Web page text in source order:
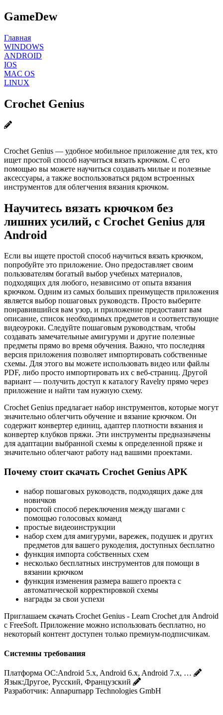
GameDew
Главная
WINDOWS
ANDROID
IOS
MAC OS
LINUX
Crochet Genius
Crochet Genius — удобное мобильное приложение для тех, кто
ищет простой способ научиться вязать крючком. С его
помощью вы можете научиться создавать милые и полезные
аксессуары, а также воспользоваться рядом встроенных
инструментов для облегчения вязания крючком.
Научитесь вязать крючком без
лишних усилий, с Crochet Genius для
Android
Если вы ищете простой способ научиться вязать крючком,
попробуйте это приложение. Оно предоставляет своим
пользователям богатый выбор учебных материалов,
подходящих для любого, независимо от опыта вязания
крючком. Одним из самых больших преимуществ приложения
является выбор пошаговых руководств. Просто выберите
понравившийся вам узор, и приложение предоставит вам
описание, список необходимых предметов и соответствующие
видеоуроки. Следуйте пошаговым руководствам, чтобы
создавать замечательные амигуруми и другие полезные
предметы прямо во время обучения. Важно, что последняя
версия приложения позволяет импортировать собственные
схемы. Для этого вы можете использовать видео или файлы
PDF, либо просто импортировать их с веб-страниц. Другой
вариант — получить доступ к каталогу Ravelry прямо через
приложение и найти там нужную схему.
Crochet Genius предлагает набор инструментов, которые могут
значительно облегчить обучение и вязание крючком. Он
содержит конвертер единиц, адаптер плотности вязания и
конвертер клубков пряжи. Эти инструменты предназначены
для адаптации выбранной схемы к определенной пряже и
значительно облегчают работу над вашими проектами.
Почему стоит скачать Crochet Genius APK
набор пошаговых руководств, подходящих даже для
новичков
простой способ переключения между шагами с
помощью голосовых команд
простые видеоинструкции
набор схем для амигуруми, варежек, подушек и других
предметов для вашего рукоделия, доступных бесплатно
функция импорта собственных схем
несколько бесплатных инструментов для помощи в
вязании крючком
функция изменения размера вашего проекта с
автоматической корректировкой схемы
награды за свои успехи
Приглашаем скачать Crochet Genius - Learn Crochet для Android
с FreeSoft. Приложение можно использовать бесплатно, но
некоторый контент доступен только премиум-подписчикам.
Системны требования
Платформа ОС:Android 5.x, Android 6.x, Android 7.x, …
Язык:Другое, Русский, Французский
Разработчик: Annapurnapp Technologies GmbH